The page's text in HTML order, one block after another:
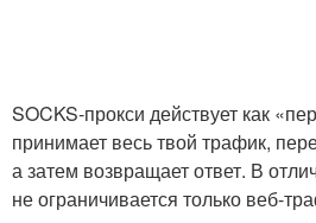
SOCKS‑прокси действует как
принимает весь твой трафик,
а затем возвращает ответ. В
не ограничивается только